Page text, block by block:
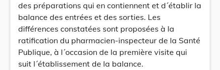
des préparations qui en contiennent et d´établir la
balance des entrées et des sorties. Les
différences constatées sont proposées à la
ratification du pharmacien-inspecteur de la Santé
Publique, à l´occasion de la première visite qui
suit l´établissement de la balance.